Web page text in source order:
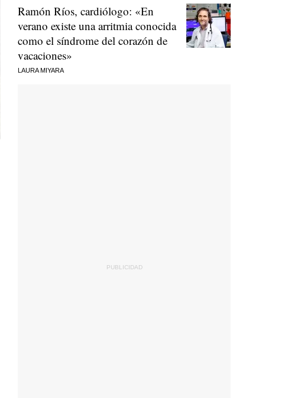
Ramón Ríos, cardiólogo: «En
verano existe una arritmia conocida
como el síndrome del corazón de
vacaciones»
LAURA MIYARA